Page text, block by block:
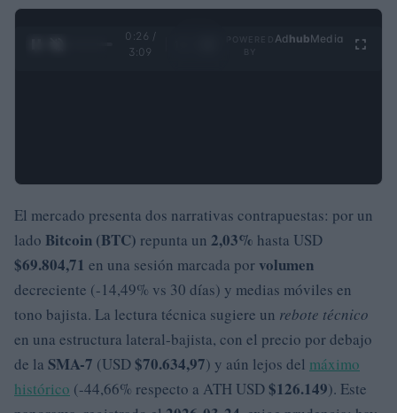
0:27 /
3:09
Ad hubMedia
El mercado presenta dos narrativas contrapuestas: por un
lado Bitcoin (BTC) repunta un 2,03% hasta USD
$69.804,71 en una sesión marcada por volumen
decreciente (-14,49% vs 30 días) y medias móviles en
tono bajista. La lectura técnica sugiere un rebote técnico
en una estructura lateral-bajista, con el precio por debajo
de la SMA-7 (USD$70.634,97) y aún lejos del máximo
histórico (-44,66% respecto a ATH USD$126.149). Este